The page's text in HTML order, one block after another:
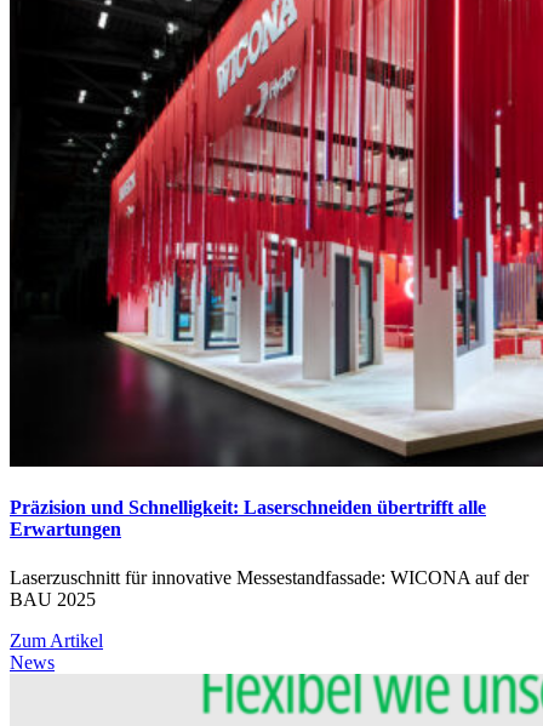
Präzision und Schnelligkeit: Laserschneiden übertrifft alle
Erwartungen
Laserzuschnitt für innovative Messestandfassade: WICONA auf der
BAU 2025
Zum Artikel
News